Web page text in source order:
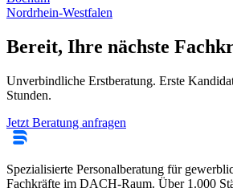
Nordrhein-Westfalen
Bereit, Ihre nächste
Unverbindliche Erstberatung. Erste
Stunden.
Jetzt Beratung anfragen
Spezialisierte Personalberatung für
Fachkräfte im DACH-Raum. Über 1.000